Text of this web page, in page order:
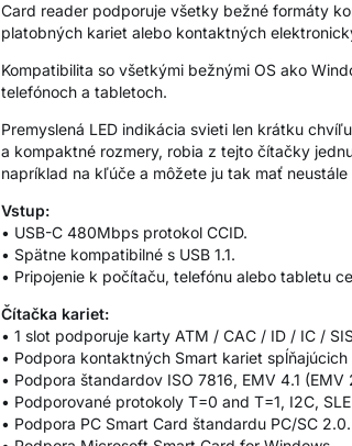
Card reader podporuje všetky bežné formáty
platobných kariet alebo kontaktných
Kompatibilita so všetkými bežnými OS ako
telefónoch a tabletoch.
Premyslená LED indikácia svieti len krátku
a kompaktné rozmery, robia z tejto čítačky
napríklad na kľúče a môžete ju tak mať
Vstup:
• USB-C 480Mbps protokol CCID.
• Spätne kompatibilné s USB 1.1.
• Pripojenie k počítaču, telefónu alebo tabletu
Čítačka kariet:
• 1 slot podporuje karty ATM / CAC / ID / IC /
• Podpora kontaktných Smart kariet
• Podpora štandardov ISO 7816, EMV 4.1 (EMV
• Podporované protokoly T=0 and T=1, I2C,
• Podpora PC Smart Card štandardu PC/SC 2.0.